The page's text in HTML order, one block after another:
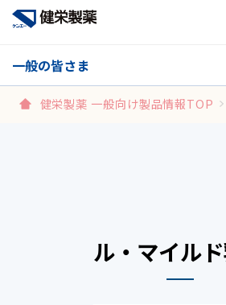
一般の皆さま
健栄製薬 一般向け製品情報TOP
ル・マイル